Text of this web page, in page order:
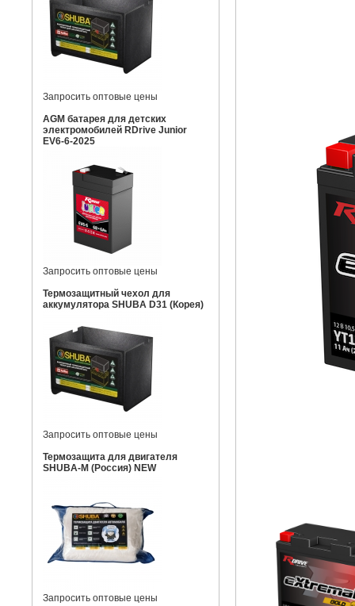
Запросить оптовые цены
AGM батарея для детских
электромобилей RDrive Junior
EV6-6-2025
Запросить оптовые цены
Термозащитный чехол для
аккумулятора SHUBA D31 (Корея)
Запросить оптовые цены
Термозащита для двигателя
SHUBA-M (Россия) NEW
Запросить оптовые цены